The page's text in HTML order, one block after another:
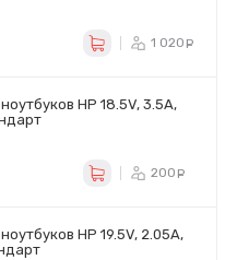
1 020
HP 18.5V, 3.5A,
200
HP 19.5V, 2.05A,